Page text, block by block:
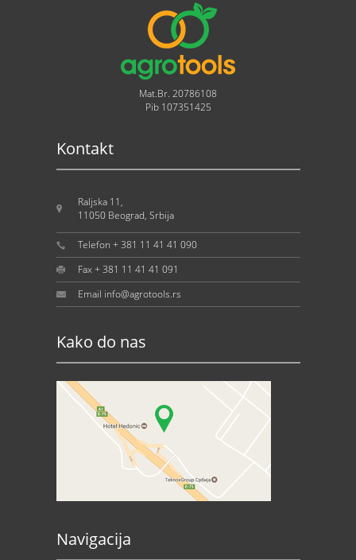
Mat.Br. 20786108
Pib 107351425
Kontakt
Raljska 11,
11050 Beograd, Srbija
Telefon + 381 11 41 41 090
Fax + 381 11 41 41 091
Email info@agrotools.rs
Kako do nas
Navigacija